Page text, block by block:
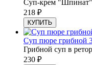
Суп-крем "Шпинат"
218 ₽
КУПИТЬ
Суп пюре грибной
Грибной суп в
230 ₽